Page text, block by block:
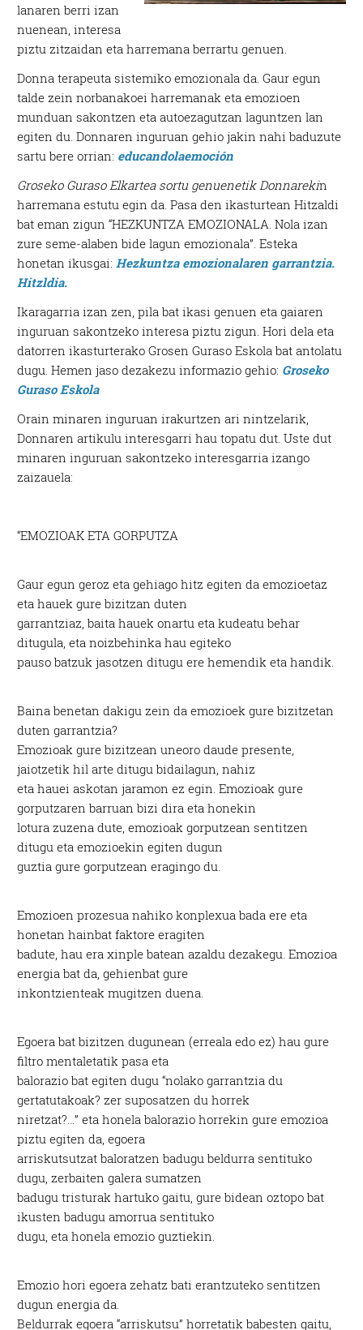
lanaren berri izan
nuenean, interesa
piztu zitzaidan eta harremana berrartu genuen.
Donna terapeuta sistemiko emozionala da. Gaur egun
talde zein norbanakoei harremanak eta emozioen
munduan sakontzen eta autoezagutzan laguntzen lan
egiten du. Donnaren inguruan gehio jakin nahi baduzute
sartu bere orrian: educandolaemoción
Groseko Guraso Elkartea sortu genuenetik Donnarekin
harremana estutu egin da. Pasa den ikasturtean Hitzaldi
bat eman zigun “HEZKUNTZA EMOZIONALA. Nola izan
zure seme-alaben bide lagun emozionala”. Esteka
honetan ikusgai: Hezkuntza emozionalaren garrantzia.
Hitzldia.
Ikaragarria izan zen, pila bat ikasi genuen eta gaiaren
inguruan sakontzeko interesa piztu zigun. Hori dela eta
datorren ikasturterako Grosen Guraso Eskola bat antolatu
dugu. Hemen jaso dezakezu informazio gehio: Groseko
Guraso Eskola
Orain minaren inguruan irakurtzen ari nintzelarik,
Donnaren artikulu interesgarri hau topatu dut. Uste dut
minaren inguruan sakontzeko interesgarria izango
zaizauela:
“EMOZIOAK ETA GORPUTZA
Gaur egun geroz eta gehiago hitz egiten da emozioetaz
eta hauek gure bizitzan duten
garrantziaz, baita hauek onartu eta kudeatu behar
ditugula, eta noizbehinka hau egiteko
pauso batzuk jasotzen ditugu ere hemendik eta handik.
Baina benetan dakigu zein da emozioek gure bizitzetan
duten garrantzia?
Emozioak gure bizitzean uneoro daude presente,
jaiotzetik hil arte ditugu bidailagun, nahiz
eta hauei askotan jaramon ez egin. Emozioak gure
gorputzaren barruan bizi dira eta honekin
lotura zuzena dute, emozioak gorputzean sentitzen
ditugu eta emozioekin egiten dugun
guztia gure gorputzean eragingo du.
Emozioen prozesua nahiko konplexua bada ere eta
honetan hainbat faktore eragiten
badute, hau era xinple batean azaldu dezakegu. Emozioa
energia bat da, gehienbat gure
inkontzienteak mugitzen duena.
Egoera bat bizitzen dugunean (erreala edo ez) hau gure
filtro mentaletatik pasa eta
balorazio bat egiten dugu “nolako garrantzia du
gertatutakoak? zer suposatzen du horrek
niretzat?…” eta honela balorazio horrekin gure emozioa
piztu egiten da, egoera
arriskutsutzat baloratzen badugu beldurra sentituko
dugu, zerbaiten galera sumatzen
badugu tristurak hartuko gaitu, gure bidean oztopo bat
ikusten badugu amorrua sentituko
dugu, eta honela emozio guztiekin.
Emozio hori egoera zehatz bati erantzuteko sentitzen
dugun energia da.
Beldurrak egoera “arriskutsu” horretatik babesten gaitu,